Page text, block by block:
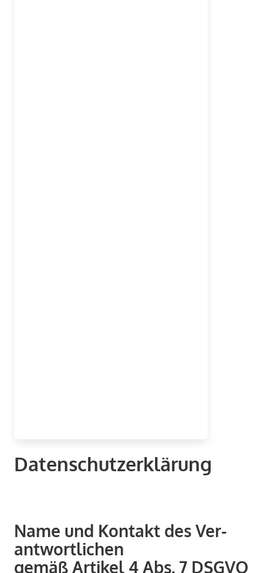
Daten­schutz­er­klä­rung
Name und Kon­takt des Ver­
ant­wort­li­chen
gemäß Arti­kel 4 Abs. 7 DSGVO